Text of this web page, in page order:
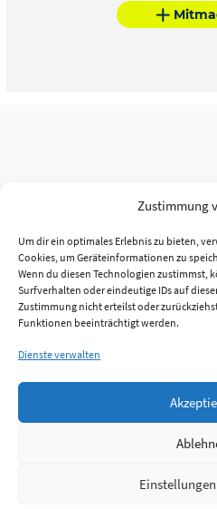
Zustimmung
Um dir ein optimales Erlebnis zu bieten,
Cookies, um Geräteinformationen zu
Wenn du diesen Technologien zustimmst,
Surfverhalten oder eindeutige IDs auf
Zustimmung nicht erteilst oder
Funktionen beeinträchtigt werden.
Dienste verwalten
Anmelden